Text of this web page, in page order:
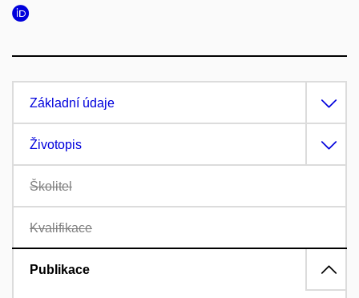
Základní údaje
Životopis
Školitel
Kvalifikace
Publikace